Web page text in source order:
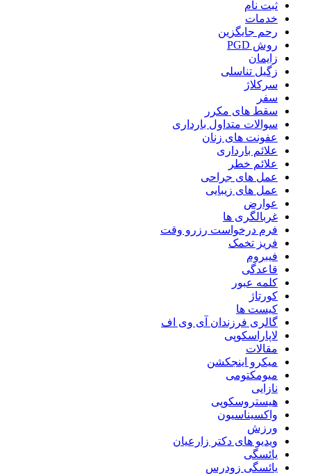
ثبت نام
خدمات
رحم جایگزین
روش PGD
زایمان
زگیل تناسلی
سرکلاژ
سفر
سقط های مکرر
سوالات متداول بارداری
عفونت های زنان
علائم بارداری
علائم خطر
عمل های جراحی
عمل های زیبایی
عوارض
غربالگری ها
فرم درخواست رزرو وقت
فریز تخمک
فیبروم
قاعدگی
کلمه عبور
کورتاژ
کیست ها
گالری فرزندان آی وی اف
لاپاراسکوپی
مقالات
میکرو اینجکشن
میومکتومی
نازایی
هیستروسکوپی
واکسیناسیون
ورزش
ویدیو های دکتر زارعیان
یائسگی
یائسگی زودرس